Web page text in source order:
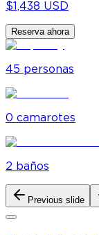
$1,438 USD
Reserva ahora
45 personas
0 camarotes
2 baños
Previous slide